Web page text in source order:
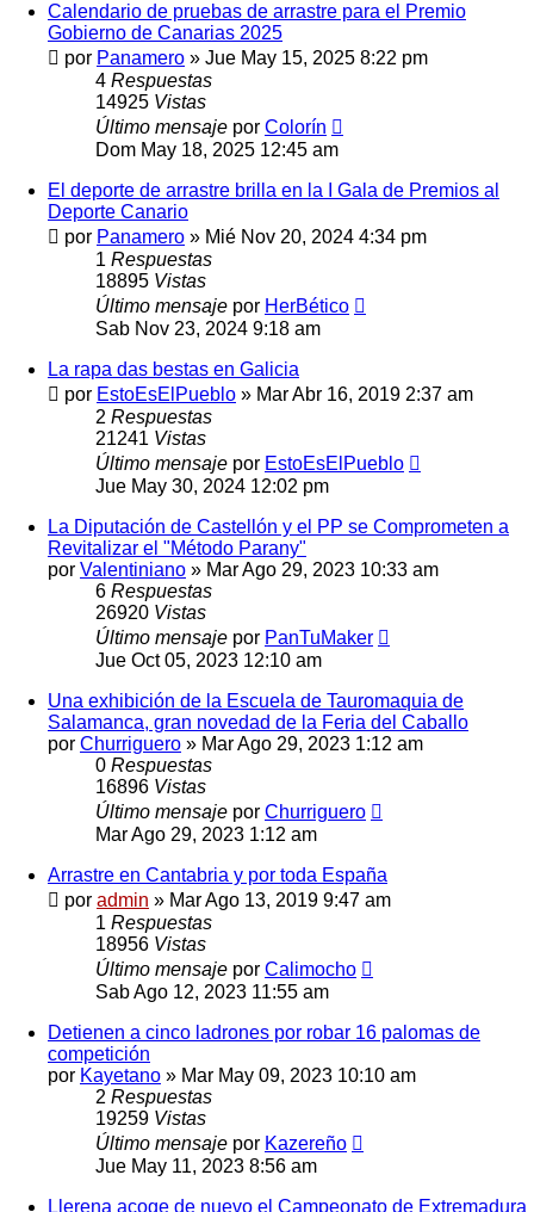
Calendario de pruebas de arrastre para el Premio
Gobierno de Canarias 2025
por Panamero » Jue May 15, 2025 8:22 pm
4 Respuestas
14925 Vistas
Último mensaje por Colorín
Dom May 18, 2025 12:45 am
El deporte de arrastre brilla en la I Gala de Premios al
Deporte Canario
por Panamero » Mié Nov 20, 2024 4:34 pm
1 Respuestas
18895 Vistas
Último mensaje por HerBético
Sab Nov 23, 2024 9:18 am
La rapa das bestas en Galicia
por EstoEsElPueblo » Mar Abr 16, 2019 2:37 am
2 Respuestas
21241 Vistas
Último mensaje por EstoEsElPueblo
Jue May 30, 2024 12:02 pm
La Diputación de Castellón y el PP se Comprometen a
Revitalizar el "Método Parany"
por Valentiniano » Mar Ago 29, 2023 10:33 am
6 Respuestas
26920 Vistas
Último mensaje por PanTuMaker
Jue Oct 05, 2023 12:10 am
Una exhibición de la Escuela de Tauromaquia de
Salamanca, gran novedad de la Feria del Caballo
por Churriguero » Mar Ago 29, 2023 1:12 am
0 Respuestas
16896 Vistas
Último mensaje por Churriguero
Mar Ago 29, 2023 1:12 am
Arrastre en Cantabria y por toda España
por admin » Mar Ago 13, 2019 9:47 am
1 Respuestas
18956 Vistas
Último mensaje por Calimocho
Sab Ago 12, 2023 11:55 am
Detienen a cinco ladrones por robar 16 palomas de
competición
por Kayetano » Mar May 09, 2023 10:10 am
2 Respuestas
19259 Vistas
Último mensaje por Kazereño
Jue May 11, 2023 8:56 am
Llerena acoge de nuevo el Campeonato de Extremadura